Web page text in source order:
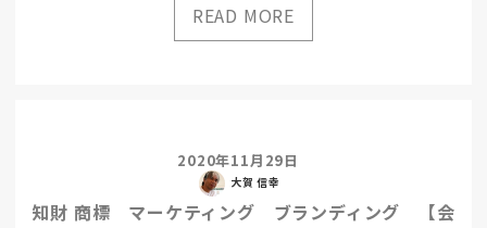
知財 商標 マーケティング ブランディング 【会
大賀 信幸
2020年11月29日